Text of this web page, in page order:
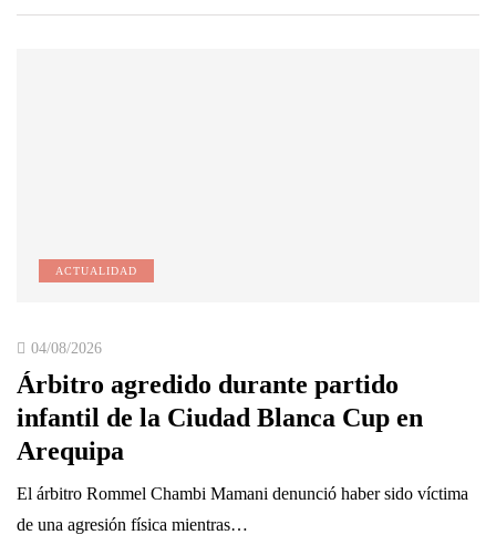
ACTUALIDAD
04/08/2026
Árbitro agredido durante partido
infantil de la Ciudad Blanca Cup en
Arequipa
El árbitro Rommel Chambi Mamani denunció haber sido víctima
de una agresión física mientras…